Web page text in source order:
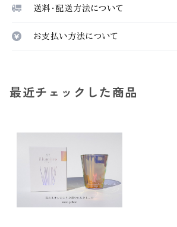
送料・配送方法について
お支払い方法について
最近チェックした商品